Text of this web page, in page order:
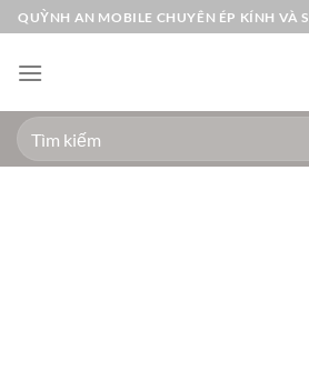
Bỏ
qua
nội
QUỲNH AN MOBILE CHUYÊN ÉP KÍNH VÀ
Tìm
kiếm: